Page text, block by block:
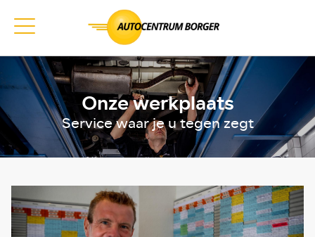
Onze werkplaats
Service waar je u tegen zegt